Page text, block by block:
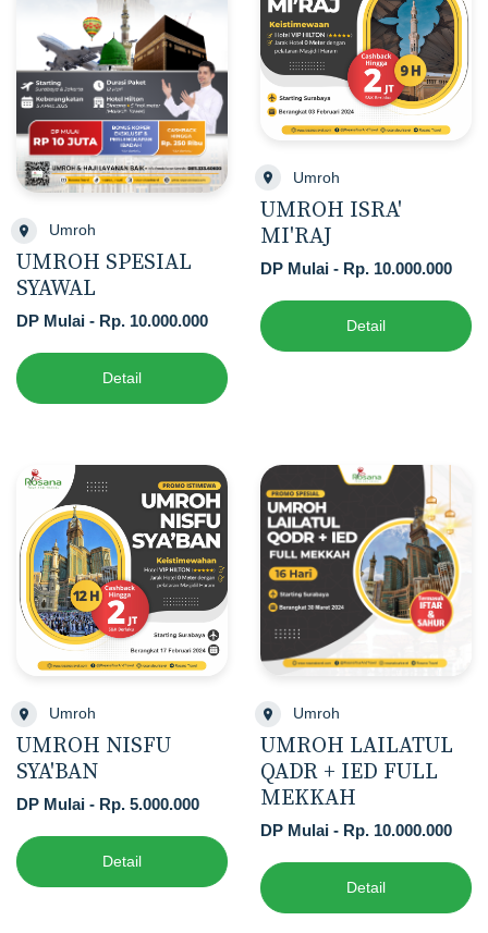
Umroh
UMROH SPESIAL
SYAWAL
DP Mulai - Rp. 10.000.000
Detail
Umroh
UMROH ISRA'
MI'RAJ
DP Mulai - Rp. 10.000.000
Detail
Umroh
UMROH NISFU
SYA'BAN
DP Mulai - Rp. 5.000.000
Detail
Umroh
UMROH LAILATUL
QADR + IED FULL
MEKKAH
DP Mulai - Rp. 10.000.000
Detail